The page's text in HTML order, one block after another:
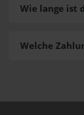
Welche
Wie lange ist